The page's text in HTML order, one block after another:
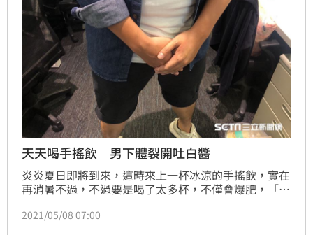
天天喝手搖飲 男下體裂開吐白醬
炎炎夏日即將到來，這時來上一杯冰涼的手搖飲，實在
再消暑不過，不過要是喝了太多杯，不僅會爆肥，「下
疼痛不舒服，事後醫師內診，竟發現其私處「整個裂
2021/05/08 07:00